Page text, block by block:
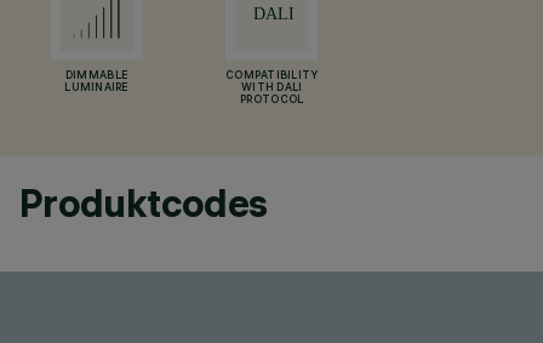
DIMMABLE
LUMINAIRE
COMPATIBILITY
WITH DALI
PROTOCOL
Produktcodes